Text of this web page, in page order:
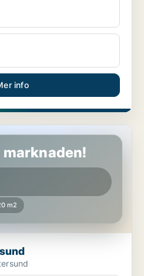
info
m2